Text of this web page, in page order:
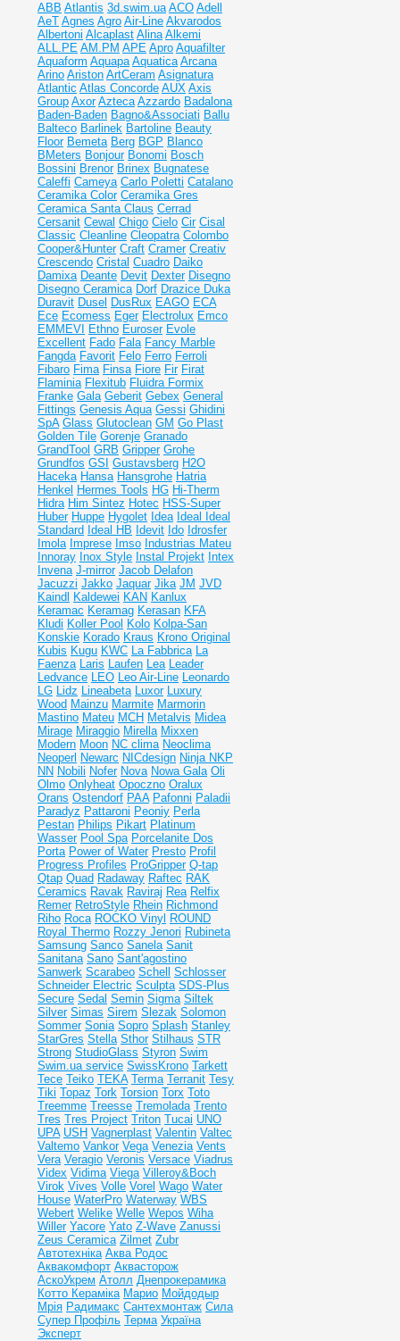
ABB Atlantis 3d.swim.ua ACO Adell
AeT Agnes Agro Air-Line Akvarodos
Albertoni Alcaplast Alina Alkemi
ALL.PE AM.PM APE Apro Aquafilter
Aquaform Aquapa Aquatica Arcana
Arino Ariston ArtCeram Asignatura
Atlantic Atlas Concorde AUX Axis
Group Axor Azteca Azzardo Badalona
Baden-Baden Bagno&Associati Ballu
Balteco Barlinek Bartoline Beauty
Floor Bemeta Berg BGP Blanco
BMeters Bonjour Bonomi Bosch
Bossini Brenor Brinex Bugnatese
Caleffi Cameya Carlo Poletti Catalano
Ceramika Color Ceramika Gres
Ceramiсa Santa Claus Cerrad
Cersanit Cewal Chigo Cielo Cir Cisal
Classic Cleanline Cleopatra Colombo
Cooper&Hunter Craft Cramer Creativ
Crescendo Cristal Cuadro Daiko
Damixa Deante Devit Dexter Disegno
Disegno Ceramica Dorf Drazice Duka
Duravit Dusel DusRux EAGO ECA
Ece Ecomess Eger Electrolux Emco
EMMEVI
Ethno Euroser Evole
Excellent Fado Fala Fancy Marble
Fangda Favorit Felo Ferro Ferroli
Fibaro Fima Finsa Fiore Fir Firat
Flaminia Flexitub Fluidra Formix
Franke Gala Geberit Gebex General
Fittings Genesis Aqua Gessi Ghidini
SpA Glass Glutoclean GM Go Plast
Golden Tile Gorenje Granado
GrandTool GRB Gripper Grohe
Grundfos GSI Gustavsberg H2O
Haceka Hansa Hansgrohe Hatria
Henkel Hermes Tools HG Hi-Therm
Hidra Him Sintez Hotec HSS-Super
Huber Huppe Hygolet Idea Ideal
Ideal
Standard Ideal НВ Idevit Ido Idrosfer
Imola Imprese Imso Industrias Mateu
Innoray Inox Style Instal Projekt Intex
Invena J-mirror Jacob Delafon
Jacuzzi Jakko Jaquar Jika JM JVD
Kaindl
Kaldewei KAN Kanlux
Keramac Keramag Kerasan KFA
Kludi Koller Pool Kolo Kolpa-San
Konskie Korado Kraus Krono Original
Kubis Kugu KWC La Fabbrica La
Faenza Laris Laufen Lea Leader
Ledvance LEO Leo Air-Line Leonardo
LG Lidz Lineabeta Luxor Luxury
Wood Mainzu Marmite Marmorin
Mastino Mateu MCH Metalvis Midea
Mirage Miraggio Mirella Mixxen
Modern Moon NC clima Neoclima
Neoperl Newarc NICdesign Ninja NKP
NN Nobili Nofer Nova Nowa Gala Oli
Olmo Onlyheat Opoczno Oralux
Orans Ostendorf PAA Pafonni Paladii
Paradyz Pattaroni Peoniy Perla
Pestan Philips Pikart Platinum
Wasser Pool Spa Porcelanite Dos
Porta Power of Water Presto Profil
Progress Profiles ProGripper Q-tap
Qtap Quad Radaway Raftec RAK
Ceramics Ravak Raviraj Rea Relfix
Remer RetroStyle Rhein Richmond
Riho Roca ROCKO Vinyl ROUND
Royal Thermo Rozzy Jenori Rubineta
Samsung Sanco Sanela Sanit
Sanitana Sano Sant'agostino
Sanwerk Scarabeo Schell
Schlosser
Schneider Electric Sculpta SDS-Plus
Secure Sedal Semin Sigma Siltek
Silver Simas Sirem Slezak Solomon
Sommer Sonia Sopro Splash Stanley
StarGres Stella Sthor Stilhaus STR
Strong StudioGlass Styron Swim
Swim.ua service SwissKrono Tarkett
Tece Teiko TEKA Terma Terranit Tesy
Tiki Topaz Tork Torsion Torx Toto
Treemme Treesse Tremolada Trento
Tres Tres Project Triton Tucai UNO
UPA USH Vagnerplast Valentin Valtec
Valtemo Vankor Vega Venezia Vents
Vera Veragio Veronis Versace Viadrus
Videx Vidima Viega Villeroy&Boch
Virok Vives Volle Vorel Wago Water
House WaterPro Waterway WBS
Webert Welike Welle Wepos Wiha
Willer Yacore Yato Z-Wave Zanussi
Zeus Ceramica Zilmet Zubr
Автотехніка Аква Родос
Аквакомфорт Аквасторож
АскоУкрем Атолл Днепрокерамика
Котто Кераміка Марио Мойдодыр
Мрія Радимакс Сантехмонтаж Сила
Супер Профіль Терма Україна
Эксперт